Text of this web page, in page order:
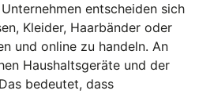
entscheiden sich
Kleider, Haarbänder oder
und online zu handeln. An
Haushaltsgeräte und der
bedeutet, dass